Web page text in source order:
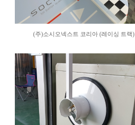
(주)소시오넥스트 코리아 (레이싱 트랙)